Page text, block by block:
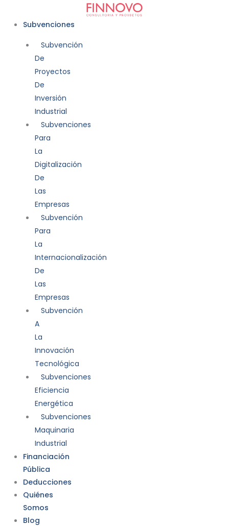
Subvenciones
Subvención
De
Proyectos
De
Inversión
Industrial
Subvenciones
Para
La
Digitalización
De
Las
Empresas
Subvención
Para
La
Internacionalización
De
Las
Empresas
Subvención
A
La
Innovación
Tecnológica
Subvenciones
Eficiencia
Energética
Subvenciones
Maquinaria
Industrial
Financiación
Pública
Deducciones
Quiénes
Somos
Blog